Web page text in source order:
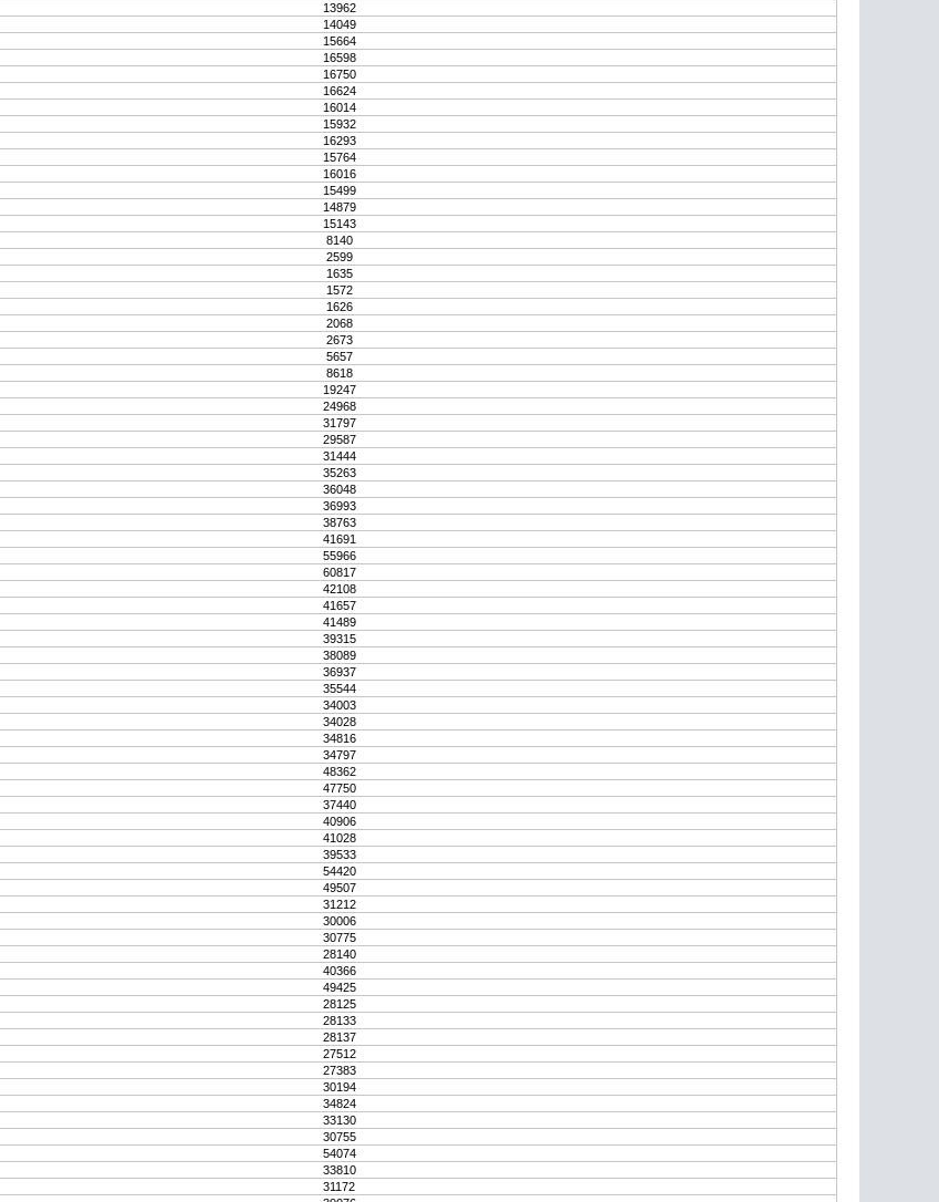
13962
14049
15664
16598
16750
16624
16014
15932
16293
15764
16016
15499
14879
15143
8140
2599
1635
1572
1626
2068
2673
5657
8618
19247
24968
31797
29587
31444
35263
36048
36993
38763
41691
55966
60817
42108
41657
41489
39315
38089
36937
35544
34003
34028
34816
34797
48362
47750
37440
40906
41028
39533
54420
49507
31212
30006
30775
28140
40366
49425
28125
28133
28137
27512
27383
30194
34824
33130
30755
54074
33810
31172